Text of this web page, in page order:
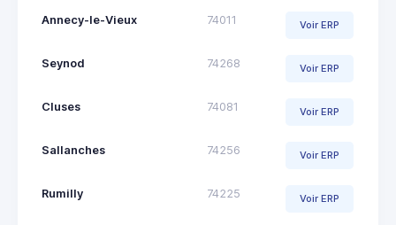
Annecy-le-Vieux 74011 Voir ERP
Seynod 74268 Voir ERP
Cluses 74081 Voir ERP
Sallanches 74256 Voir ERP
Rumilly 74225 Voir ERP